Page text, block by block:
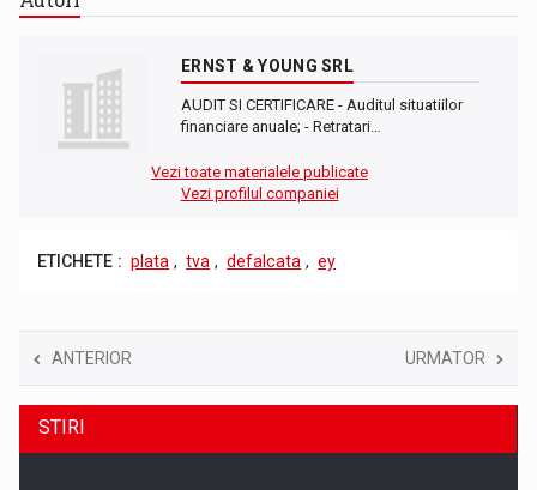
ERNST & YOUNG SRL
AUDIT SI CERTIFICARE - Auditul situatiilor
financiare anuale; - Retratari…
Vezi toate materialele publicate
Vezi profilul companiei
ETICHETE : plata , tva , defalcata , ey
ANTERIOR URMATOR
STIRI